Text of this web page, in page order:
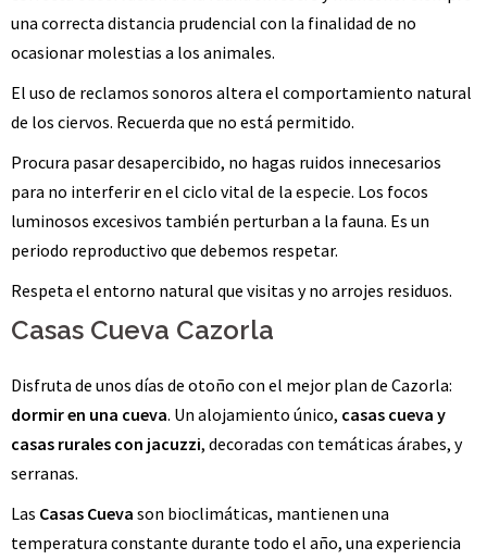
una correcta distancia prudencial con la finalidad de no
ocasionar molestias a los animales.
El uso de reclamos sonoros altera el comportamiento natural
de los ciervos. Recuerda que no está permitido.
Procura pasar desapercibido, no hagas ruidos innecesarios
para no interferir en el ciclo vital de la especie. Los focos
luminosos excesivos también perturban a la fauna. Es un
periodo reproductivo que debemos respetar.
Respeta el entorno natural que visitas y no arrojes residuos.
Casas Cueva Cazorla
Disfruta de unos días de otoño con el mejor plan de Cazorla:
dormir en una cueva. Un alojamiento único, casas cueva y
casas rurales con jacuzzi, decoradas con temáticas árabes, y
serranas.
Las Casas Cueva son bioclimáticas, mantienen una
temperatura constante durante todo el año, una experiencia